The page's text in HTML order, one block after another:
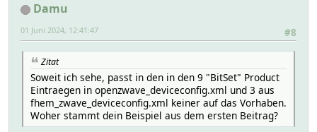
Damu
#8
01 Juni 2024, 12:41:47
Zitat
Soweit ich sehe, passt in den in den 9 "BitSet" Product
Eintraegen in openzwave_deviceconfig.xml und 3 aus
fhem_zwave_deviceconfig.xml keiner auf das Vorhaben.
Woher stammt dein Beispiel aus dem ersten Beitrag?